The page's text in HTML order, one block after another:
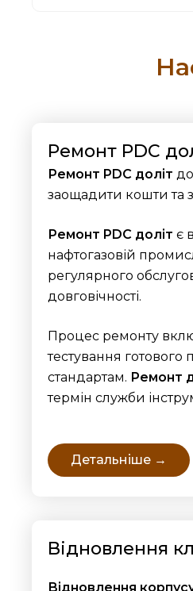
Ремонт PDC
Ремонт PDC доліт
заощадити кошти та
Ремонт PDC доліт є
нафтогазовій
регулярного
довговічності.
Процес ремонту
тестування
стандартам. Ремонт
термін служби
Детальніше →
Відновлення
Відновлення